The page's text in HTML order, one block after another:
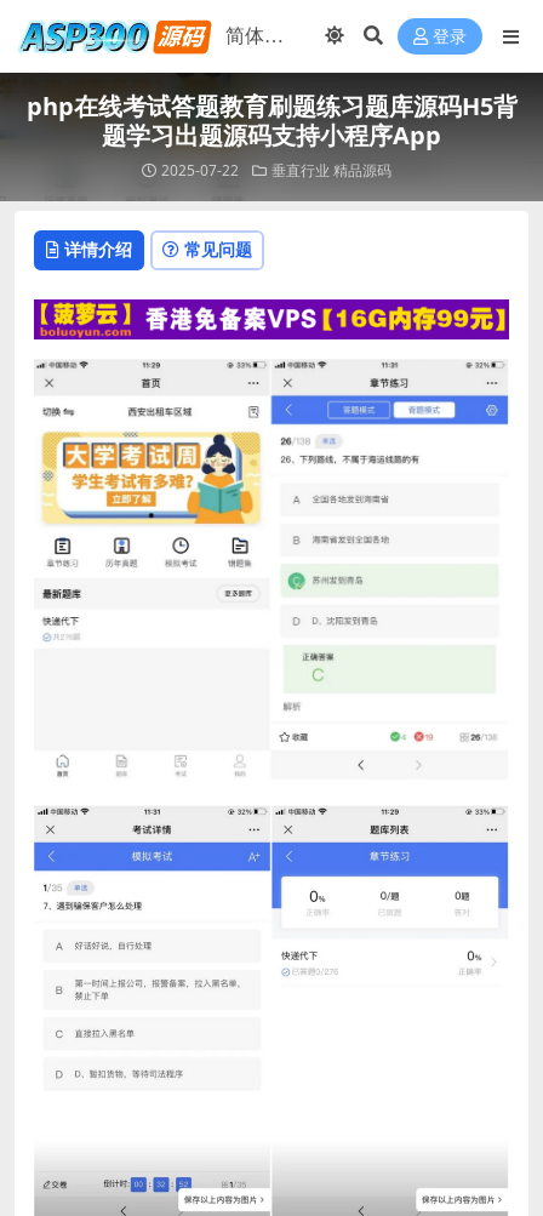
登录
php在线考试答题教育刷题练习题库源码H5背
题学习出题源码支持小程序App
2025-07-22 垂直行业 精品源码
详情介绍 常见问题